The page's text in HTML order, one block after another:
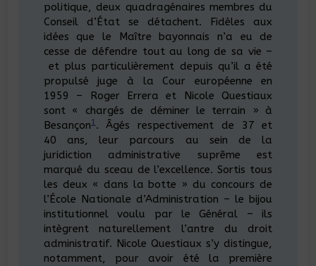
politique, deux quadragénaires membres du
Conseil d’État se détachent. Fidèles aux
idées que le Maître bayonnais n’a eu de
cesse de défendre tout au long de sa vie –
et plus particulièrement depuis qu’il a été
propulsé juge à la Cour européenne en
1959 – Roger Errera et Nicole Questiaux
sont « chargés de déminer le terrain » à
Besançon1. Âgés respectivement de 37 et
40 ans, leur parcours au sein de la
juridiction administrative suprême est
marqué du sceau de l’excellence. Sortis tous
les deux « dans la botte » du concours de
l’École Nationale d’Administration – le bijou
institutionnel voulu par le Général – ils
intègrent naturellement l’antre du droit
administratif. Nicole Questiaux s’y distingue,
notamment, pour avoir été la première